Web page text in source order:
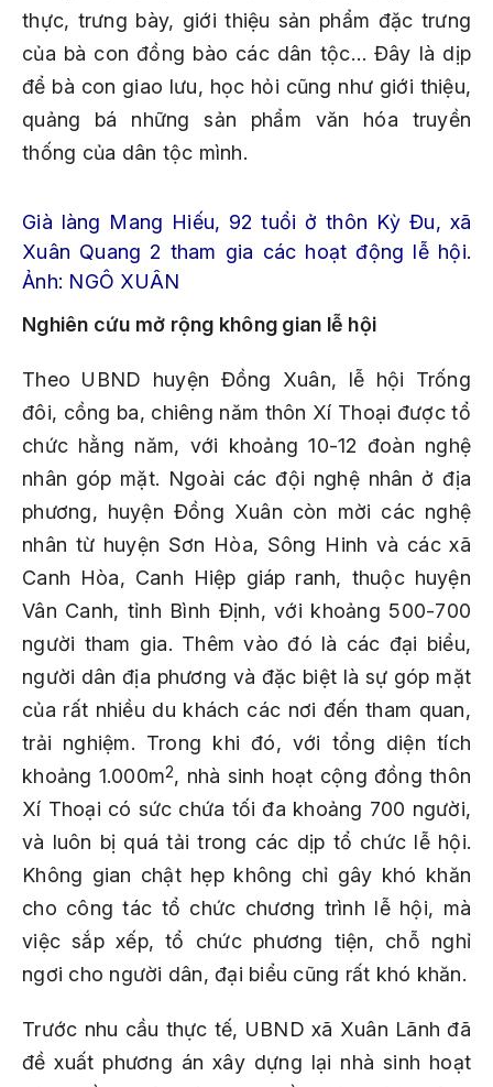
thực, trưng bày, giới thiệu sản phẩm đặc trưng
của bà con đồng bào các dân tộc… Đây là dịp
để bà con giao lưu, học hỏi cũng như giới thiệu,
quảng bá những sản phẩm văn hóa truyền
thống của dân tộc mình.
Già làng Mang Hiếu, 92 tuổi ở thôn Kỳ Đu, xã
Xuân Quang 2 tham gia các hoạt động lễ hội.
Ảnh: NGÔ XUÂN
Nghiên cứu mở rộng không gian lễ hội
Theo UBND huyện Đồng Xuân, lễ hội Trống
đôi, cồng ba, chiêng năm thôn Xí Thoại được tổ
chức hằng năm, với khoảng 10-12 đoàn nghệ
nhân góp mặt. Ngoài các đội nghệ nhân ở địa
phương, huyện Đồng Xuân còn mời các nghệ
nhân từ huyện Sơn Hòa, Sông Hinh và các xã
Canh Hòa, Canh Hiệp giáp ranh, thuộc huyện
Vân Canh, tỉnh Bình Định, với khoảng 500-700
người tham gia. Thêm vào đó là các đại biểu,
người dân địa phương và đặc biệt là sự góp mặt
của rất nhiều du khách các nơi đến tham quan,
trải nghiệm. Trong khi đó, với tổng diện tích
khoảng 1.000m2, nhà sinh hoạt cộng đồng thôn
Xí Thoại có sức chứa tối đa khoảng 700 người,
và luôn bị quá tải trong các dịp tổ chức lễ hội.
Không gian chật hẹp không chỉ gây khó khăn
cho công tác tổ chức chương trình lễ hội, mà
việc sắp xếp, tổ chức phương tiện, chỗ nghỉ
ngơi cho người dân, đại biểu cũng rất khó khăn.
Trước nhu cầu thực tế, UBND xã Xuân Lãnh đã
đề xuất phương án xây dựng lại nhà sinh hoạt